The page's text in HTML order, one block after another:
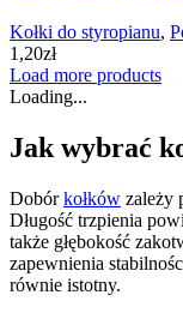
Kołki do styropianu,
1,20zł
Load more products
Loading...
Jak wybrać
Dobórkołków zależy
Długość trzpienia
także głębokość
zapewnienia
równie istotny.